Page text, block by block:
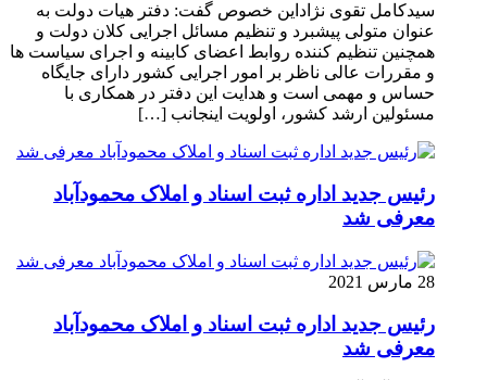
سیدکامل تقوی نژاداین خصوص گفت: دفتر هیات دولت به
عنوان متولی پیشبرد و تنظیم مسائل اجرایی کلان دولت و
همچنین تنظیم کننده روابط اعضای کابینه و اجرای سیاست ها
و مقررات عالی ناظر بر امور اجرایی کشور دارای جایگاه
حساس و مهمی است و هدایت این دفتر در همکاری با
مسئولین ارشد کشور، اولویت اینجانب […]
رئیس جدید اداره ثبت اسناد و املاک محمودآباد
معرفی شد
28 مارس 2021
رئیس جدید اداره ثبت اسناد و املاک محمودآباد
معرفی شد